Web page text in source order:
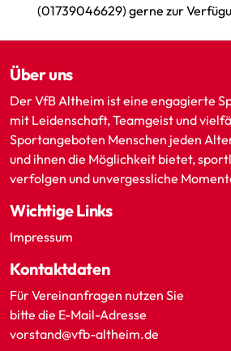
(01739046629) gerne zur
Über uns
Der VfB Altheim ist eine engagierte
mit Leidenschaft, Teamgeist und
Sportangeboten Menschen jeden
und ihnen die Möglichkeit bietet,
verfolgen und unvergessliche
Wichtige Links
Impressum
Kontaktdaten
Für Vereinanfragen nutzen Sie
bitte die E-Mail-Adresse
vorstand@vfb-altheim.de